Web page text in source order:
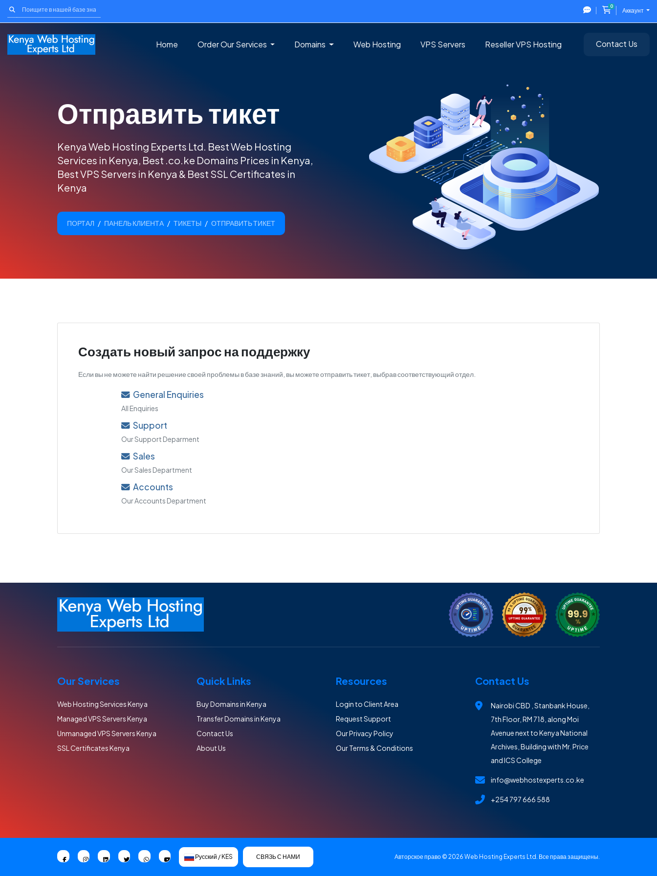
0
КорзинаАккаунт
Home Order Our Services Domains Web Hosting VPS Servers Reseller VPS Hosting Contact Us
Отправить тикет
Kenya Web Hosting Experts Ltd. Best Web Hosting
Services in Kenya, Best .co.ke Domains Prices in Kenya,
Best VPS Servers in Kenya & Best SSL Certificates in
Kenya
ПОРТАЛ ПАНЕЛЬ КЛИЕНТА ТИКЕТЫ ОТПРАВИТЬ ТИКЕТ
Создать новый запрос на поддержку
Если вы не можете найти решение своей проблемы в базе знаний, вы можете отправить тикет, выбрав соответствующий отдел.
General Enquiries
All Enquiries
Support
Our Support Deparment
Sales
Our Sales Department
Accounts
Our Accounts Department
Our Services
Web Hosting Services Kenya
Managed VPS Servers Kenya
Unmanaged VPS Servers Kenya
SSL Certificates Kenya
Quick Links
Buy Domains in Kenya
Transfer Domains in Kenya
Contact Us
About Us
Resources
Login to Client Area
Request Support
Our Privacy Policy
Our Terms & Conditions
Contact Us
Nairobi CBD , Stanbank House,
7th Floor, RM 718, along Moi
Avenue next to Kenya National
Archives, Building with Mr. Price
and ICS College
info@webhostexperts.co.ke
+254 797 666 588
Русский / KES СВЯЗЬ С НАМИ Авторское право © 2026 Web Hosting Experts Ltd. Все права защищены.